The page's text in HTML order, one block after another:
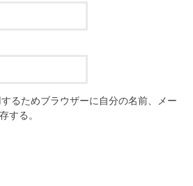
るためブラウザーに自分の名前、メー
する。